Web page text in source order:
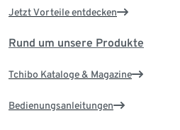
Jetzt Vorteile entdecken
Rund um unsere Produkte
Tchibo Kataloge & Magazine
Bedienungsanleitungen